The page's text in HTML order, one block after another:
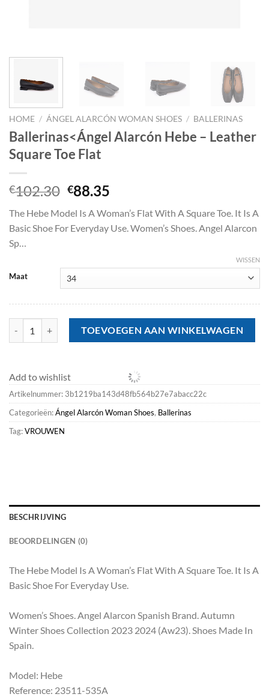
HOME / ÁNGEL ALARCÓN WOMAN SHOES / BALLERINAS
Ballerinas<Ángel Alarcón Hebe – Leather
Square Toe Flat
€102.30 Oorspronkelijke
was:
€102.30.
€88.35
is:
€88.35.
The Hebe Model Is A Woman’s Flat With A Square Toe. It Is A
Basic Shoe For Everyday Use. Women’s Shoes. Angel Alarcon
Sp…
Maat
WISSEN
Ballerinas<Ángel Alarcón Hebe - Leather Square Toe Flat aantal
TOEVOEGEN AAN WINKELWAGEN
Add to wishlist
Artikelnummer: 3b1219ba143d48fb564b27e7abacc22c
Categorieën:Ángel Alarcón Woman Shoes, Ballerinas
Tag:VROUWEN
BESCHRIJVING
BEOORDELINGEN (0)
The Hebe Model Is A Woman’s Flat With A Square Toe. It Is A
Basic Shoe For Everyday Use.
Women’s Shoes. Angel Alarcon Spanish Brand. Autumn
Winter Shoes Collection 2023 2024 (Aw23). Shoes Made In
Spain.
Model: Hebe
Reference: 23511-535A